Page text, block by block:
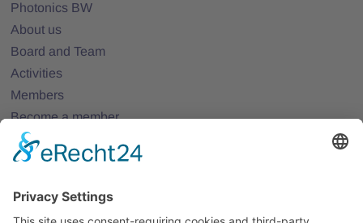
Photonics BW
About us
Board and Team
Activities
Members
Become a member
Projects
Partner Networks
Events